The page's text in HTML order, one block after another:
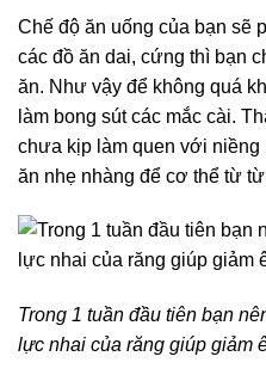
Chế độ ăn uống của bạn sẽ
các đồ ăn dai, cứng thì bạn
ăn. Như vậy để không quá
làm bong sút các mắc cài.
chưa kịp làm quen với niềng
ăn nhẹ nhàng để cơ thể từ
Trong 1 tuần đầu tiên bạn
lực nhai của răng giúp giảm